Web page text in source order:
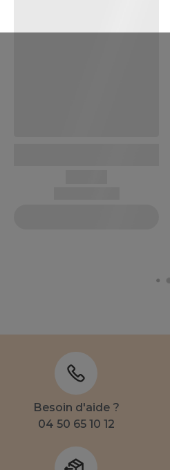
Besoin d'aide ?
04 50 65 10 12